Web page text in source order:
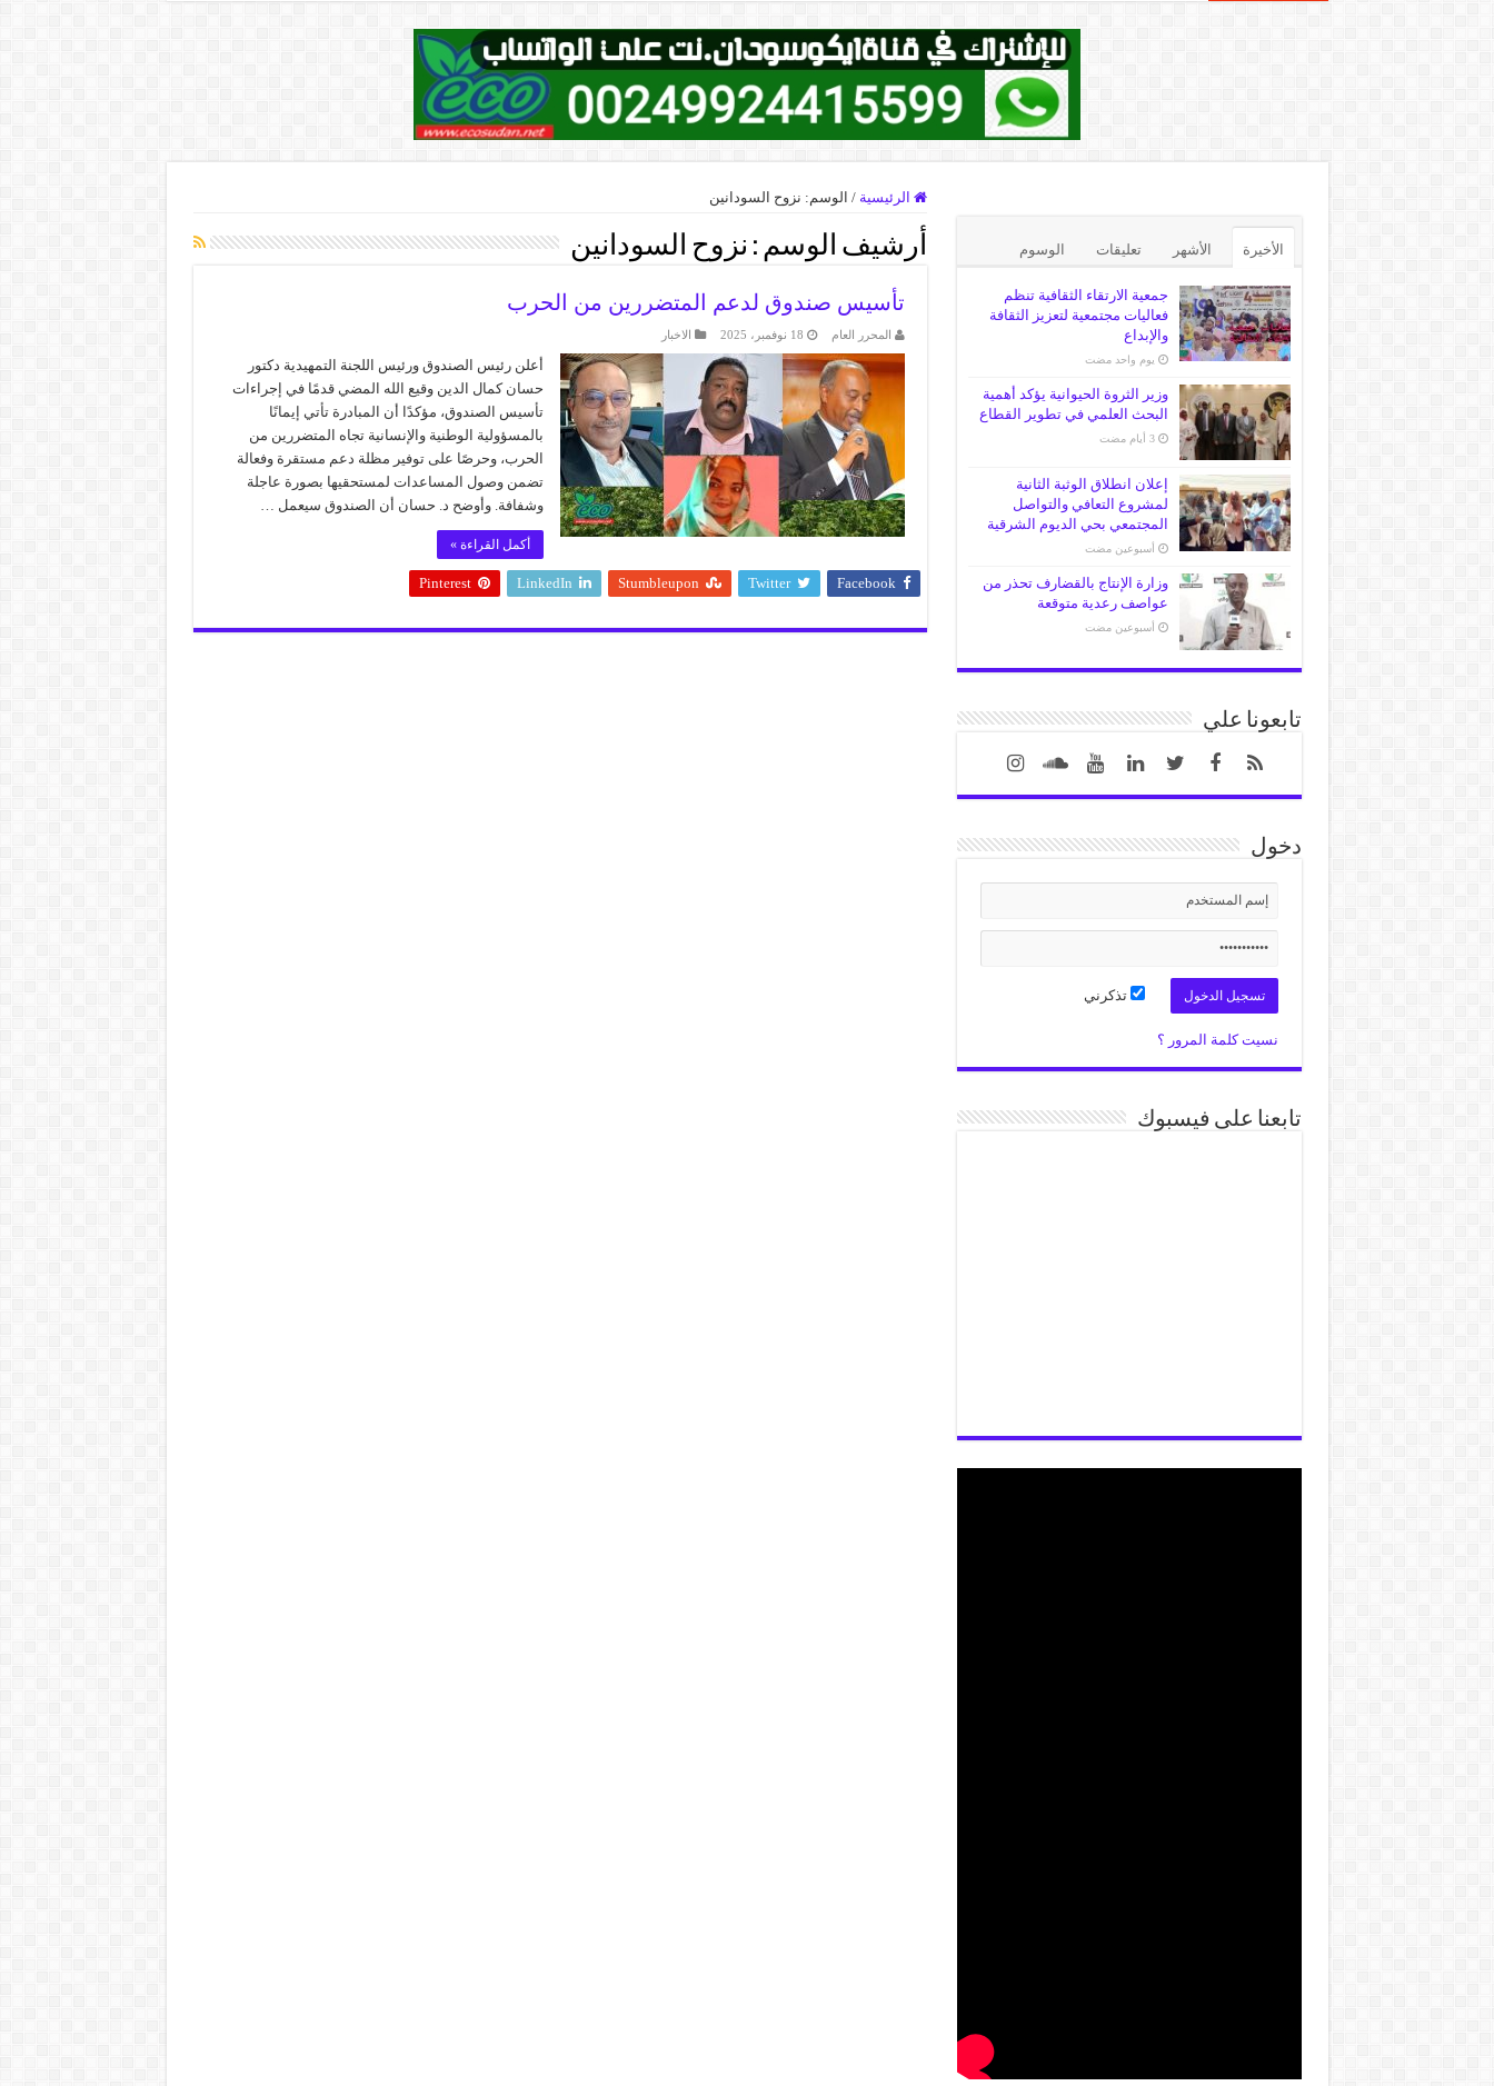
الرئيسية / الوسم: نزوح السودانين
أرشيف الوسم : نزوح السودانين
تأسيس صندوق لدعم المتضررين من الحرب
المحرر العام 18 نوفمبر، 2025 الاخبار
أعلن رئيس الصندوق ورئيس اللجنة التمهيدية دكتور
حسان كمال الدين وقيع الله المضي قدمًا في إجراءات
تأسيس الصندوق، مؤكدًا أن المبادرة تأتي إيمانًا
بالمسؤولية الوطنية والإنسانية تجاه المتضررين من
الحرب، وحرصًا على توفير مظلة دعم مستقرة وفعالة
تضمن وصول المساعدات لمستحقيها بصورة عاجلة
وشفافة. وأوضح د. حسان أن الصندوق سيعمل …
أكمل القراءة »
Facebook
Twitter
Stumbleupon
LinkedIn
Pinterest
الأخيرة الأشهر تعليقات الوسوم
جمعية الارتقاء الثقافية تنظم
فعاليات مجتمعية لتعزيز الثقافة
والإبداع
‏يوم واحد مضت
وزير الثروة الحيوانية يؤكد أهمية
البحث العلمي في تطوير القطاع
‏3 أيام مضت
إعلان انطلاق الوثبة الثانية
لمشروع التعافي والتواصل
المجتمعي بحي الديوم الشرقية
‏أسبوعين مضت
وزارة الإنتاج بالقضارف تحذر من
عواصف رعدية متوقعة
‏أسبوعين مضت
تابعونا علي
دخول
تذكرني
نسيت كلمة المرور ؟
تابعنا على فيسبوك